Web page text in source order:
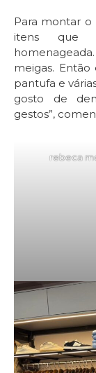
Para montar o
itens que
meigas.
pantufa e
gosto de
gestos”,
rebeca